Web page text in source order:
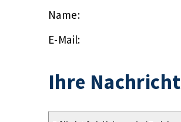
Name:
E-Mail:
Ihre Nachricht